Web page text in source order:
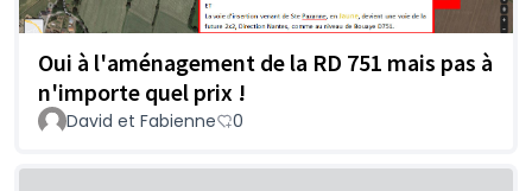
Oui à l'aménagement de la RD 751 mais pas à
n'importe quel prix !
David et Fabienne 0